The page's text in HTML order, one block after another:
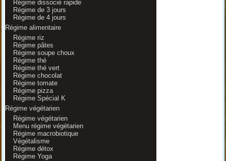
Régime dissocié rapide
Régime de 3 jours
Régime de 4 jours
Régime alimentaire
Régime riz
Régime pâtes
Régime soupe choux
Régime thé
Régime thé vert
Régime chocolat
Régime tomate
Régime pizza
Régime Spécial K
Régime végétarien
Régime végétarien
Menu régime végétarien
Régime macrobiotique
Végétalisme
Régime détox
Régime Yoga